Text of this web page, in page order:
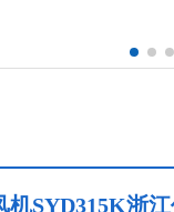
SYD315K浙